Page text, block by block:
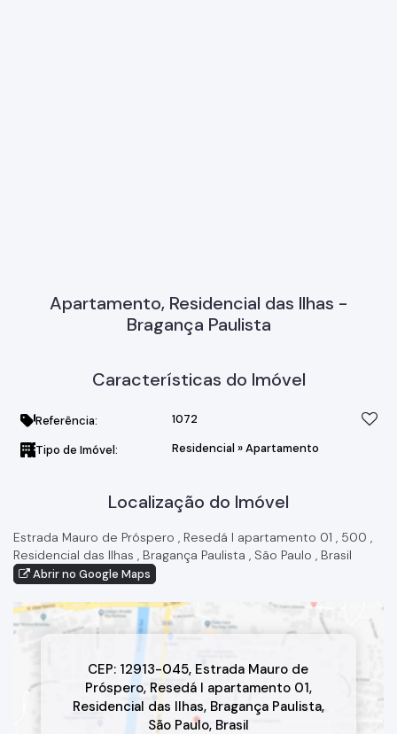
Apartamento, Residencial das Ilhas -
Bragança Paulista
Características do Imóvel
Referência: 1072
Tipo de Imóvel: Residencial »Apartamento
Localização do Imóvel
Estrada Mauro de Próspero , Resedá I apartamento 01 , 500 ,
Residencial das Ilhas , Bragança Paulista , São Paulo , Brasil
Abrir no Google Maps
CEP: 12913-045, Estrada Mauro de
Próspero, Resedá I apartamento 01,
Residencial das Ilhas, Bragança Paulista,
São Paulo, Brasil